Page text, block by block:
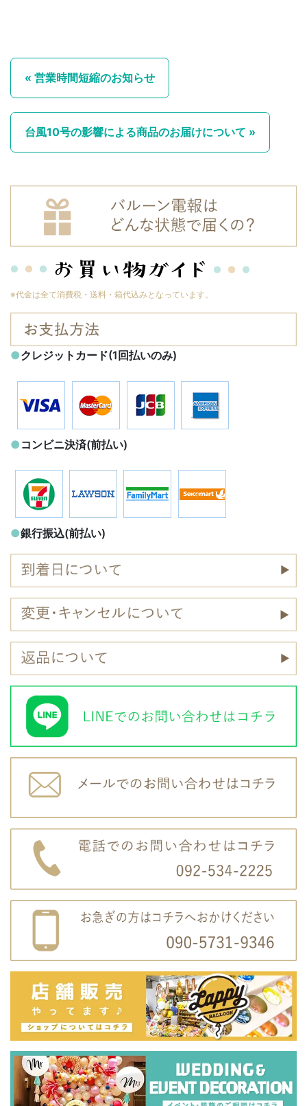
« 営業時間短縮のお知らせ
台風10号の影響による商品のお届けについて »
※代金は全て消費税・送料・箱代込みとなっています。
●クレジットカード(1回払いのみ)
●コンビニ決済(前払い)
●銀行振込(前払い)